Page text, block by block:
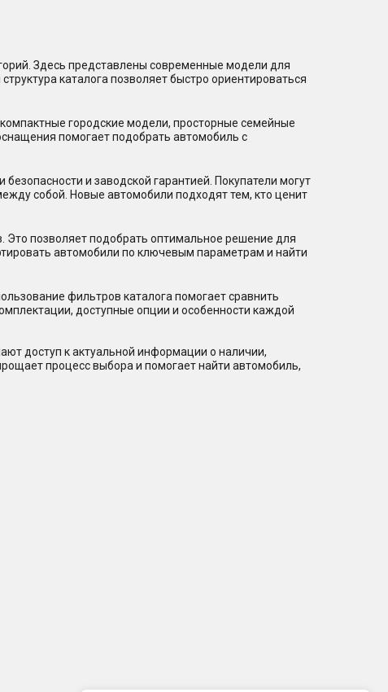
Здесь представлены современные модели для
каталога позволяет быстро ориентироваться
городские модели, просторные семейные
помогает подобрать автомобиль с
и заводской гарантией. Покупатели могут
собой. Новые автомобили подходят тем, кто ценит
Это позволяет подобрать оптимальное решение для
автомобили по ключевым параметрам и найти
фильтров каталога помогает сравнить
доступные опции и особенности каждой
доступ к актуальной информации о наличии,
процесс выбора и помогает найти автомобиль,